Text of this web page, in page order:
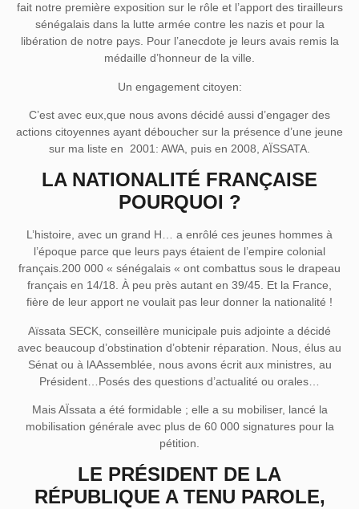
fait notre première exposition sur le rôle et l’apport des tirailleurs
sénégalais dans la lutte armée contre les nazis et pour la
libération de notre pays. Pour l’anecdote je leurs avais remis la
médaille d’honneur de la ville.
Un engagement citoyen:
C’est avec eux,que nous avons décidé aussi d’engager des
actions citoyennes ayant déboucher sur la présence d’une jeune
sur ma liste en 2001: AWA, puis en 2008, AÏSSATA.
LA NATIONALITÉ FRANÇAISE
POURQUOI ?
L’histoire, avec un grand H… a enrôlé ces jeunes hommes à
l’époque parce que leurs pays étaient de l’empire colonial
français.200 000 « sénégalais « ont combattus sous le drapeau
français en 14/18. À peu près autant en 39/45. Et la France,
fière de leur apport ne voulait pas leur donner la nationalité !
Aïssata SECK, conseillère municipale puis adjointe a décidé
avec beaucoup d’obstination d’obtenir réparation. Nous, élus au
Sénat ou à lAAssemblée, nous avons écrit aux ministres, au
Président…Posés des questions d’actualité ou orales…
Mais AÏssata a été formidable ; elle a su mobiliser, lancé la
mobilisation générale avec plus de 60 000 signatures pour la
pétition.
LE PRÉSIDENT DE LA
RÉPUBLIQUE A TENU PAROLE,